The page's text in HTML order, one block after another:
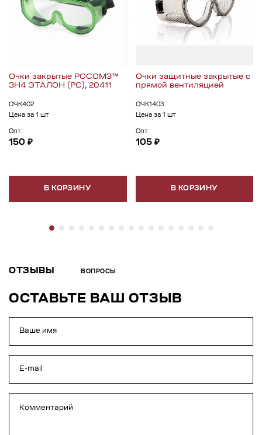
Очки закрытые РОСОМЗ™
ЗН4 ЭТАЛОН (PC), 20411
ОЧК402
Цена за 1 шт
Опт:
150 ₽
В КОРЗИНУ
Очки защитные закрытые с
прямой вентиляцией
ОЧК1403
Цена за 1 шт
Опт:
105 ₽
В КОРЗИНУ
ОТЗЫВЫ ВОПРОСЫ
ОСТАВЬТЕ ВАШ ОТЗЫВ